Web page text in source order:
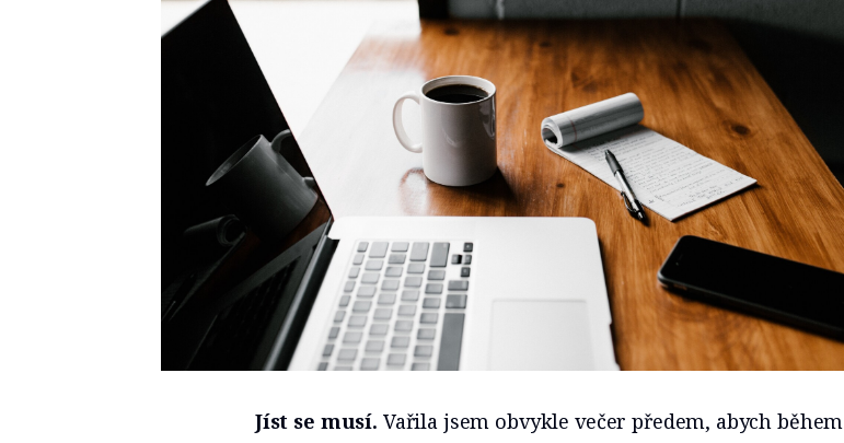
Jíst se musí. Vařila jsem obvykle večer předem, abych během